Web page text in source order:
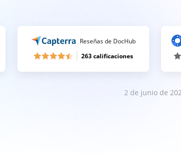
Reseñas de DocHub
263 calificaciones
2 de junio de